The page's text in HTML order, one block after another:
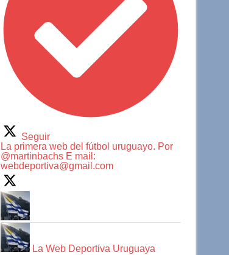
Seguir
La primera web del fútbol uruguayo. Por
@martinbachs E mail:
webdeportiva@gmail.com
La Web Deportiva Uruguaya